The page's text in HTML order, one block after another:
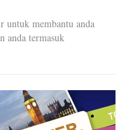
membantu anda
anda termasuk